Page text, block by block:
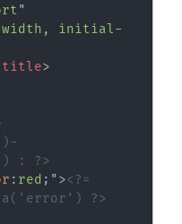
"
width, initial-
title>
: ?>
: red ; "><?=
?>